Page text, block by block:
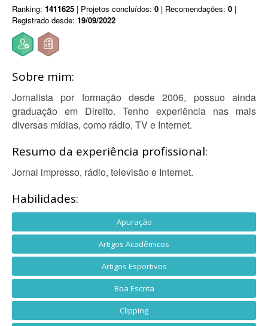
Ranking: 1411625 | Projetos concluídos: 0 | Recomendações: 0 |
Registrado desde: 19/09/2022
Sobre mim:
Jornalista por formação desde 2006, possuo ainda
graduação em Direito. Tenho experiência nas mais
diversas mídias, como rádio, TV e Internet.
Resumo da experiência profissional:
Jornal impresso, rádio, televisão e Internet.
Habilidades:
Apuração
Artigos Acadêmicos
Artigos Esportivos
Boa Escrita
Clipping